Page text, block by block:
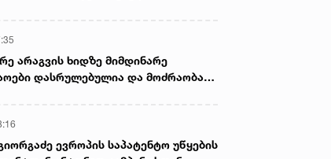
არაგვის ხიდზე მიმდინარე
დასრულებულია და მოძრაობა
ევროპის საპატენტო უწყების